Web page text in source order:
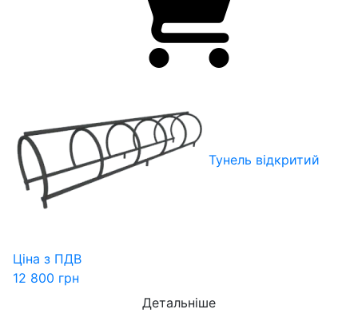
Тунель відкритий
Ціна з ПДВ
12 800 грн
Детальніше